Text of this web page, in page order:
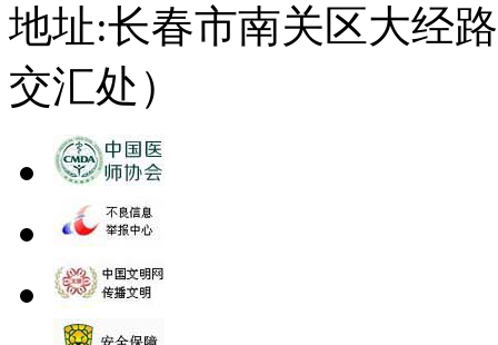
地址:长春市南关区大经
交汇处）